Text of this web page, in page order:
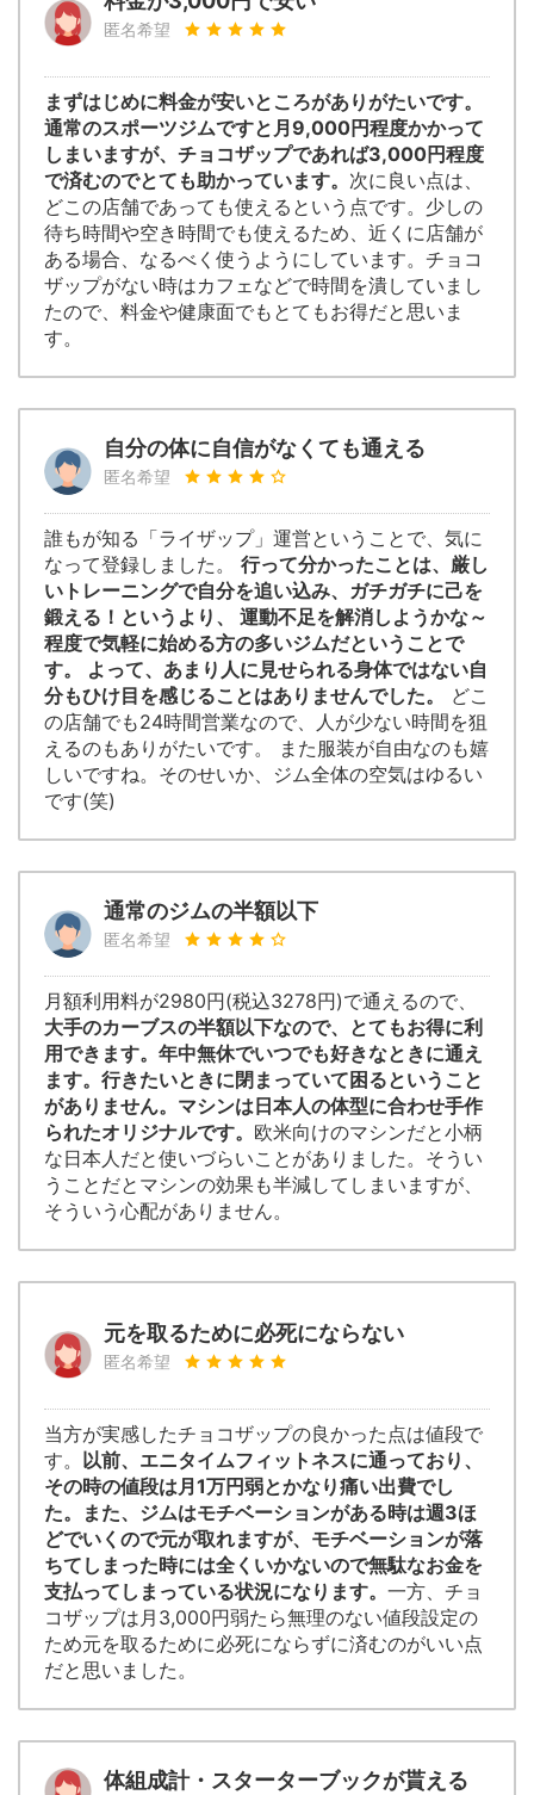
匿名希望
まずはじめに料金が安いところがありがたいです。
通常のスポーツジムですと月9,000円程度かかって
しまいますが、チョコザップであれば3,000円程度
で済むのでとても助かっています。 次に良い点は、
どこの店舗であっても使えるという点です。少しの
待ち時間や空き時間でも使えるため、近くに店舗が
ある場合、なるべく使うようにしています。チョコ
ザップがない時はカフェなどで時間を潰していまし
たので、料金や健康面でもとてもお得だと思いま
す。
自分の体に自信がなくても通える
匿名希望
誰もが知る「ライザップ」運営ということで、気に
なって登録しました。 行って分かったことは、厳し
いトレーニングで自分を追い込み、ガチガチに己を
鍛える！というより、 運動不足を解消しようかな～
程度で気軽に始める方の多いジムだということで
す。 よって、あまり人に見せられる身体ではない自
分もひけ目を感じることはありませんでした。
どこ
の店舗でも24時間営業なので、人が少ない時間を狙
えるのもありがたいです。 また服装が自由なのも嬉
しいですね。そのせいか、ジム全体の空気はゆるい
です(笑)
通常のジムの半額以下
匿名希望
月額利用料が2980円(税込3278円)で通えるので、
大手のカーブスの半額以下なので、とてもお得に利
用できます。年中無休でいつでも好きなときに通え
ます。行きたいときに閉まっていて困るということ
がありません。マシンは日本人の体型に合わせ手作
られたオリジナルです。 欧米向けのマシンだと小柄
な日本人だと使いづらいことがありました。そうい
うことだとマシンの効果も半減してしまいますが、
そういう心配がありません。
元を取るために必死にならない
匿名希望
当方が実感したチョコザップの良かった点は値段で
す。 以前、エニタイムフィットネスに通っており、
その時の値段は月1万円弱とかなり痛い出費でし
た。また、ジムはモチベーションがある時は週3ほ
どでいくので元が取れますが、モチベーションが落
ちてしまった時には全くいかないので無駄なお金を
支払ってしまっている状況になります。 一方、チョ
コザップは月3,000円弱たら無理のない値段設定の
ため元を取るために必死にならずに済むのがいい点
だと思いました。
体組成計・スターターブックが貰える